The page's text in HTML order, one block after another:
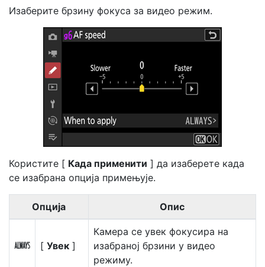
Изаберите брзину фокуса за видео режим.
Користите [ Када применити ] да изаберете када
се изабрана опција примењује.
Опција Опис
D [ Увек ]
Камера се увек фокусира на
изабраној брзини у видео
режиму.